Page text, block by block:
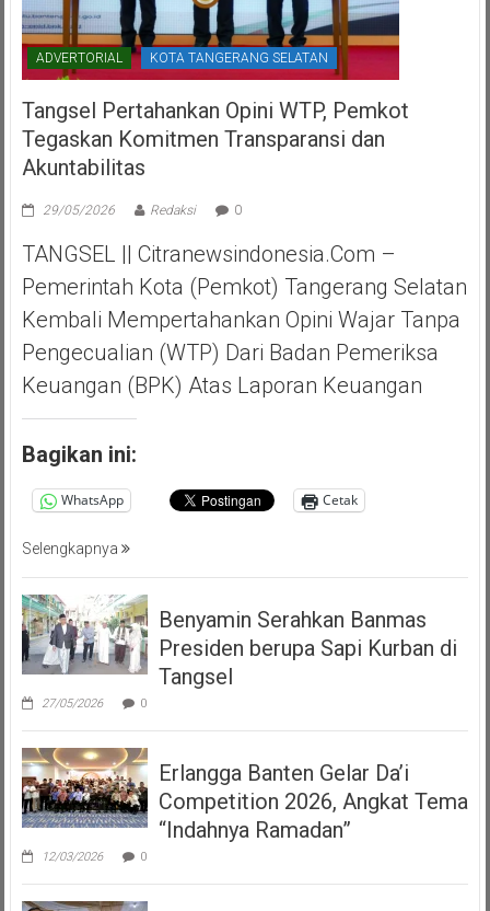
ADVERTORIAL KOTA TANGERANG SELATAN
Tangsel Pertahankan Opini WTP, Pemkot
Tegaskan Komitmen Transparansi dan
Akuntabilitas
29/05/2026 Redaksi 0
TANGSEL || Citranewsindonesia.com –
Pemerintah Kota (Pemkot) Tangerang Selatan
Kembali Mempertahankan Opini Wajar Tanpa
Pengecualian (WTP) Dari Badan Pemeriksa
Keuangan (BPK) Atas Laporan Keuangan
Bagikan ini:
WhatsApp Cetak
Selengkapnya
Benyamin Serahkan Banmas
Presiden berupa Sapi Kurban di
Tangsel
27/05/2026 0
Erlangga Banten Gelar Da’i
Competition 2026, Angkat Tema
“Indahnya Ramadan”
12/03/2026 0